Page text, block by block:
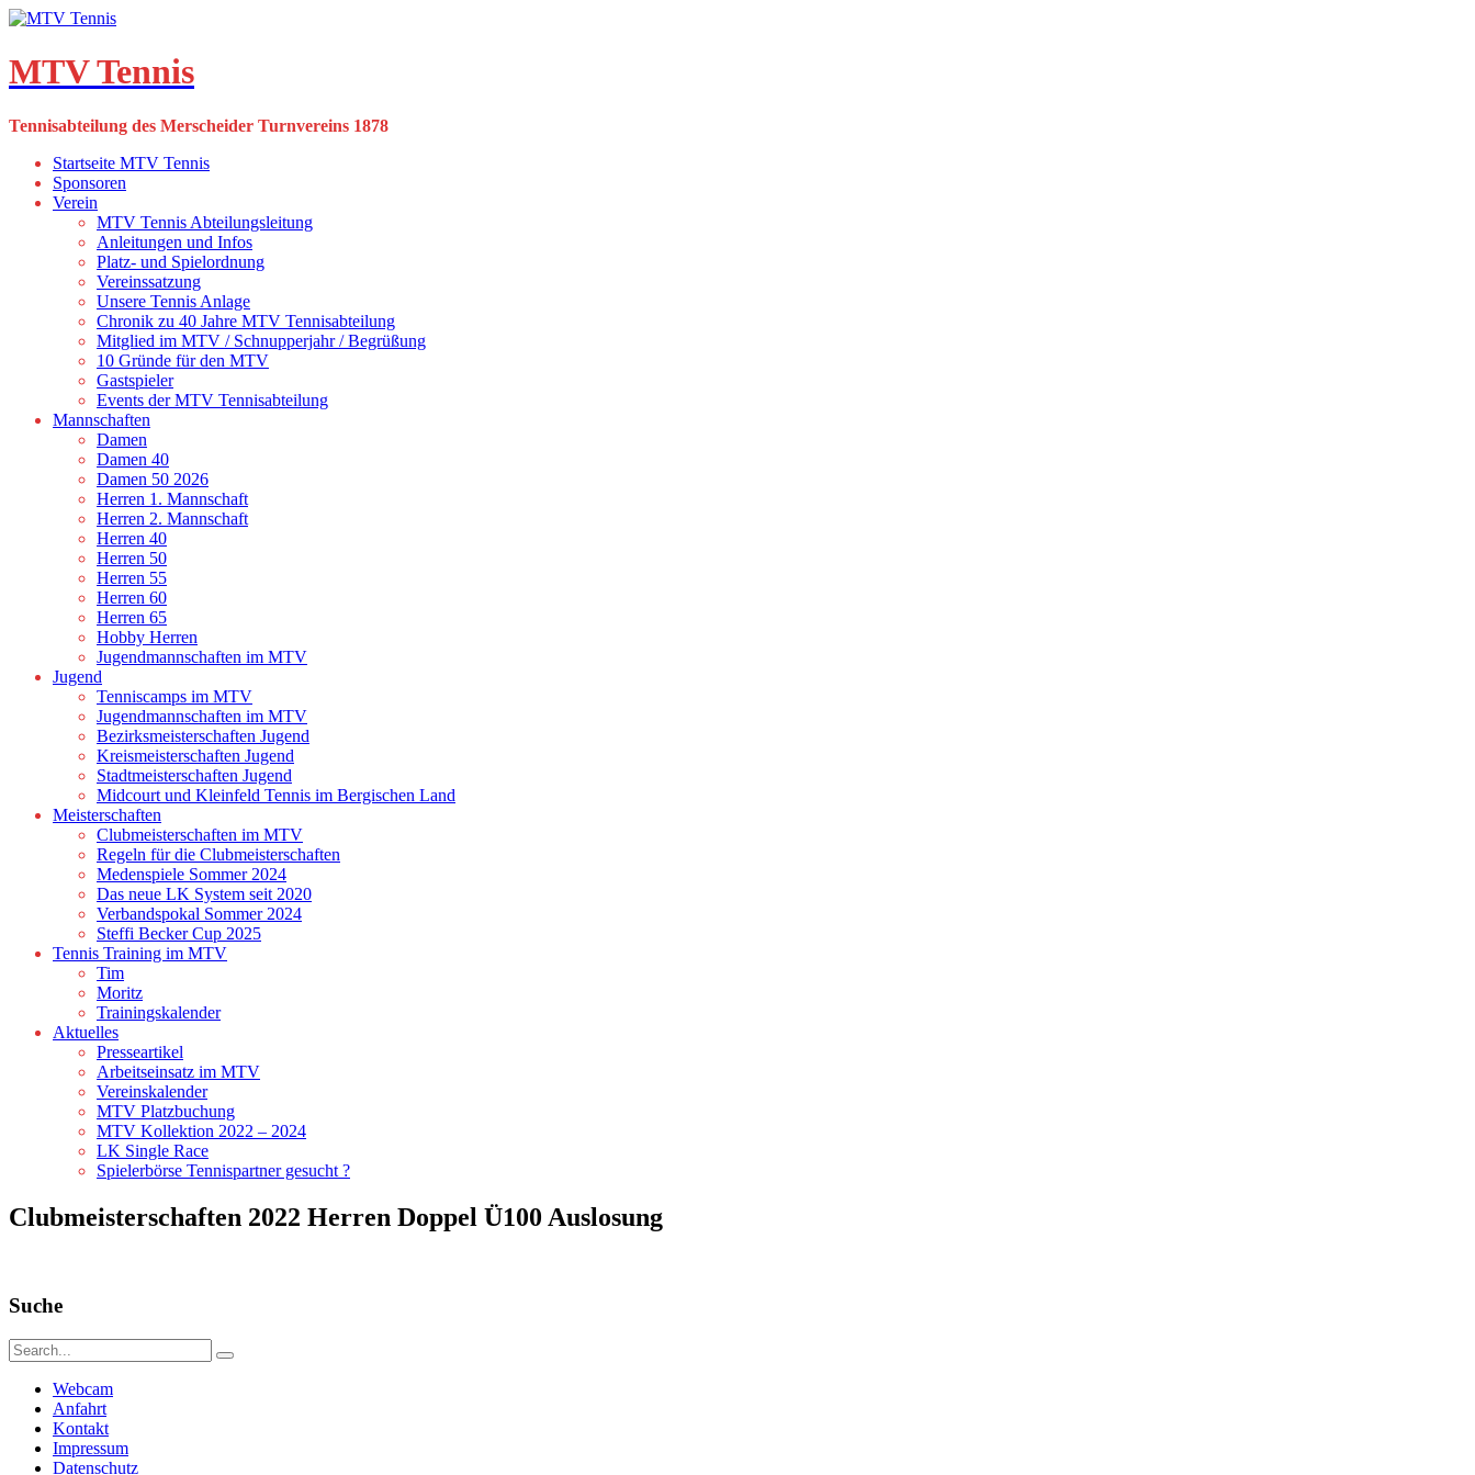
Skip
content
MTV Tennis
Tennisabteilung des Merscheider Turnvereins 1878
Startseite MTV Tennis
Sponsoren
Verein
MTV Tennis Abteilungsleitung
Anleitungen und Infos
Platz- und Spielordnung
Vereinssatzung
Unsere Tennis Anlage
Chronik zu 40 Jahre MTV Tennisabteilung
Mitglied im MTV / Schnupperjahr / Begrüßung
10 Gründe für den MTV
Gastspieler
Events der MTV Tennisabteilung
Mannschaften
Damen
Damen 40
Damen 50 2026
Herren 1. Mannschaft
Herren 2. Mannschaft
Herren 40
Herren 50
Herren 55
Herren 60
Herren 65
Hobby Herren
Jugendmannschaften im MTV
Jugend
Tenniscamps im MTV
Jugendmannschaften im MTV
Bezirksmeisterschaften Jugend
Kreismeisterschaften Jugend
Stadtmeisterschaften Jugend
Midcourt und Kleinfeld Tennis im Bergischen Land
Meisterschaften
Clubmeisterschaften im MTV
Regeln für die Clubmeisterschaften
Medenspiele Sommer 2024
Das neue LK System seit 2020
Verbandspokal Sommer 2024
Steffi Becker Cup 2025
Tennis Training im MTV
Tim
Moritz
Trainingskalender
Aktuelles
Presseartikel
Arbeitseinsatz im MTV
Vereinskalender
MTV Platzbuchung
MTV Kollektion 2022 – 2024
LK Single Race
Spielerbörse Tennispartner gesucht ?
Clubmeisterschaften 2022 Herren Doppel Ü100 Auslosung
Suche
Webcam
Anfahrt
Kontakt
Impressum
Datenschutz